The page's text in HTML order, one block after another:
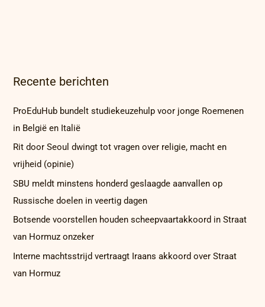
Recente berichten
ProEduHub bundelt studiekeuzehulp voor jonge Roemenen
in België en Italië
Rit door Seoul dwingt tot vragen over religie, macht en
vrijheid (opinie)
SBU meldt minstens honderd geslaagde aanvallen op
Russische doelen in veertig dagen
Botsende voorstellen houden scheepvaartakkoord in Straat
van Hormuz onzeker
Interne machtsstrijd vertraagt Iraans akkoord over Straat
van Hormuz